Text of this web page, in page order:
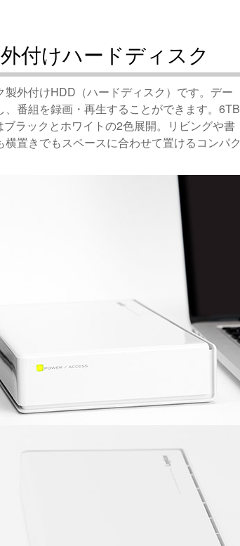
付けハードディスク
外付けHDD（ハードディスク）です。デー
番組を録画・再生することができます。6TB
ラックとホワイトの2色展開。リビングや書
置きでもスペースに合わせて置けるコンパク